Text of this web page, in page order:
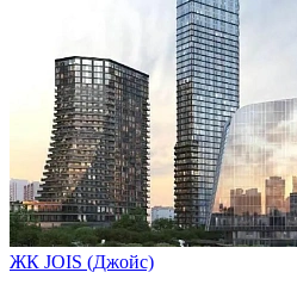
ЖК JOIS (Джойс)